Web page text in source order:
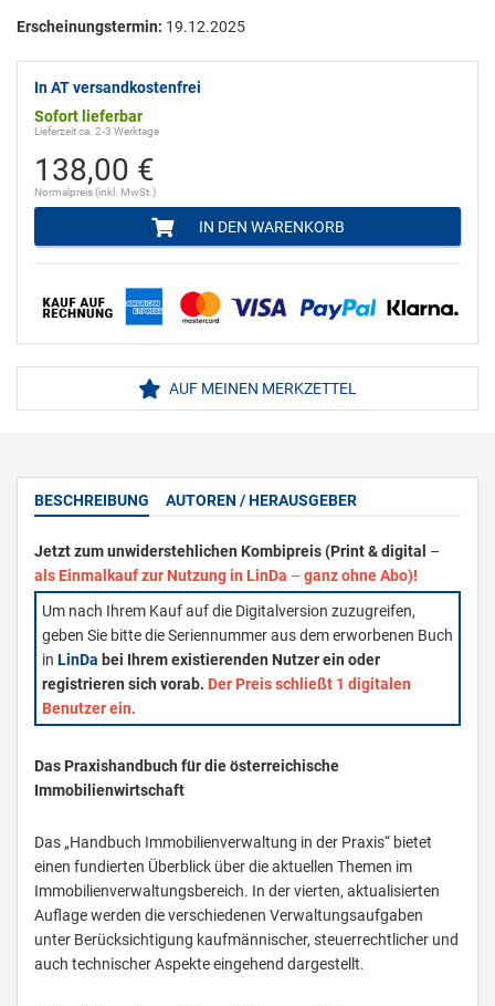
Erscheinungstermin: 19.12.2025
In AT versandkostenfrei
Sofort lieferbar
Lieferzeit ca. 2-3 Werktage
138,00 €
Normalpreis (inkl. MwSt.)
IN DEN WARENKORB
AUF MEINEN MERKZETTEL
BESCHREIBUNG AUTOREN / HERAUSGEBER
Jetzt zum unwiderstehlichen Kombipreis (Print & digital –
als Einmalkauf zur Nutzung in LinDa – ganz ohne Abo)!
Um nach Ihrem Kauf auf die Digitalversion zuzugreifen,
geben Sie bitte die Seriennummer aus dem erworbenen Buch
in LinDa bei Ihrem existierenden Nutzer ein oder
registrieren sich vorab. Der Preis schließt 1 digitalen
Benutzer ein.
Das Praxishandbuch für die österreichische
Immobilienwirtschaft
Das „Handbuch Immobilienverwaltung in der Praxis“ bietet
einen fundierten Überblick über die aktuellen Themen im
Immobilienverwaltungsbereich. In der vierten, aktualisierten
Auflage werden die verschiedenen Verwaltungsaufgaben
unter Berücksichtigung kaufmännischer, steuerrechtlicher und
auch technischer Aspekte eingehend dargestellt.